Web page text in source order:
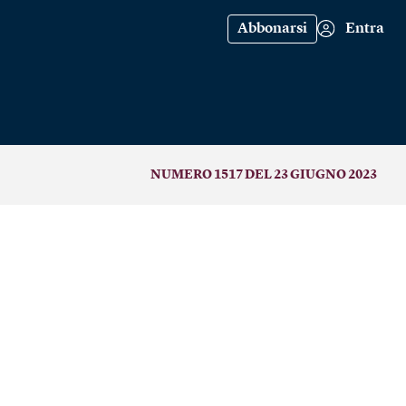
Abbonarsi Entra
NUMERO 1517 DEL 23 GIUGNO 2023